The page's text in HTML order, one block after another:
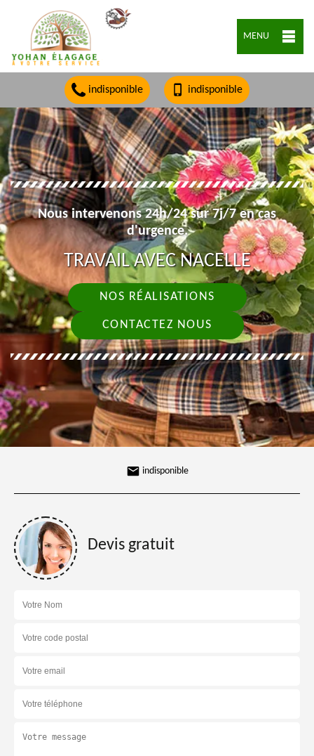
MENU
indisponible indisponible
Nous intervenons 24h/24 sur 7j/7 en cas
d'urgence.
TRAVAIL AVEC NACELLE
NOS RÉALISATIONS
CONTACTEZ NOUS
indisponible
Devis gratuit